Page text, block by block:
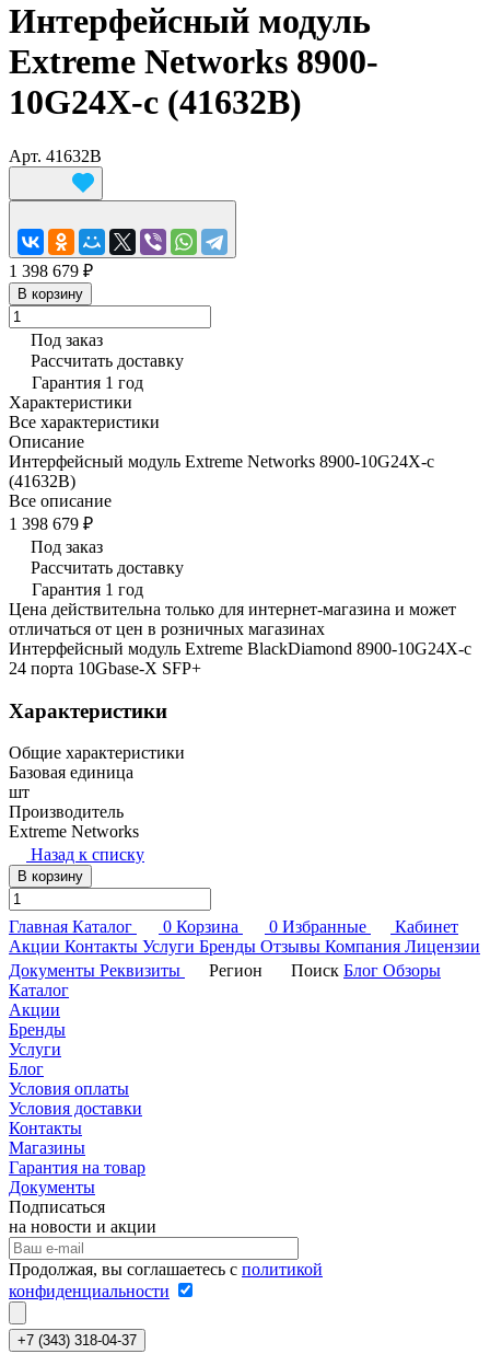
Интерфейсный модуль
Extreme Networks 8900-
10G24X-c (41632B)
Арт. 41632B
1 398 679 ₽
В корзину
Под заказ
Рассчитать доставку
Гарантия 1 год
Характеристики
Все характеристики
Описание
Интерфейсный модуль Extreme Networks 8900-10G24X-c
(41632B)
Все описание
1 398 679 ₽
Под заказ
Рассчитать доставку
Гарантия 1 год
Цена действительна только для интернет-магазина и может
отличаться от цен в розничных магазинах
Интерфейсный модуль Extreme BlackDiamond 8900-10G24X-c
24 порта 10Gbase-X SFP+
Характеристики
Общие характеристики
Базовая единица
шт
Производитель
Extreme Networks
Назад к списку
В корзину
Главная Каталог 0 Корзина 0 Избранные
Кабинет
Акции Контакты Услуги Бренды Отзывы Компания Лицензии
Документы Реквизиты Регион Поиск Блог Обзоры
Каталог
Акции
Бренды
Услуги
Блог
Условия оплаты
Условия доставки
Контакты
Магазины
Гарантия на товар
Документы
Подписаться
на новости и акции
Продолжая, вы соглашаетесь с политикой
конфиденциальности
+7 (343) 318-04-37